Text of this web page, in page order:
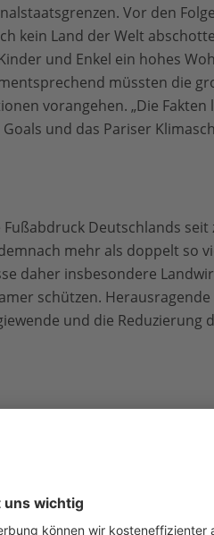
Vor den
kein Land der Welt
und Enkel ein hohes
müssten die
vorangehen. „Die Fakten
und das Pariser
Deutschlands
mehr als doppelt so
daher insbesondere
schützen.
und die Reduzierung
gänzlich andere Signale
der WWF als einen
zu lesen“, obwohl die
2035 aus dieser
der